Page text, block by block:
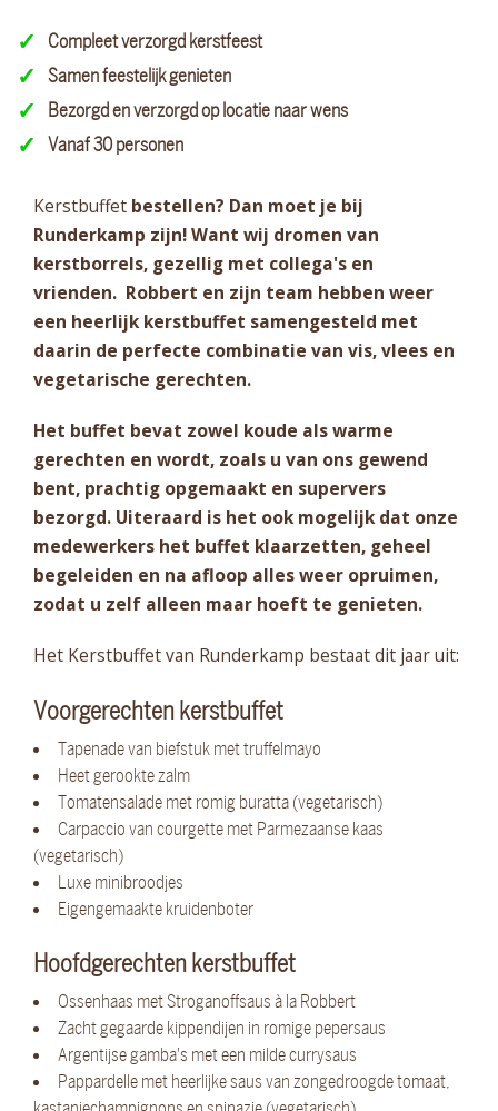
Compleet verzorgd kerstfeest
Samen feestelijk genieten
Bezorgd en verzorgd op locatie naar wens
Vanaf 30 personen
Kerstbuffet bestellen? Dan moet je bij
Runderkamp zijn! Want wij dromen van
kerstborrels, gezellig met collega's en
vrienden. Robbert en zijn team hebben weer
een heerlijk kerstbuffet samengesteld met
daarin de perfecte combinatie van vis, vlees en
vegetarische gerechten.
Het buffet bevat zowel koude als warme
gerechten en wordt, zoals u van ons gewend
bent, prachtig opgemaakt en supervers
bezorgd. Uiteraard is het ook mogelijk dat onze
medewerkers het buffet klaarzetten, geheel
begeleiden en na afloop alles weer opruimen,
zodat u zelf alleen maar hoeft te genieten.
Het Kerstbuffet van Runderkamp bestaat dit jaar uit:
Voorgerechten kerstbuffet
Tapenade van biefstuk met truffelmayo
Heet gerookte zalm
Tomatensalade met romig buratta (vegetarisch)
Carpaccio van courgette met Parmezaanse kaas
(vegetarisch)
Luxe minibroodjes
Eigengemaakte kruidenboter
Hoofdgerechten kerstbuffet
Ossenhaas met Stroganoffsaus à la Robbert
Zacht gegaarde kippendijen in romige pepersaus
Argentijse gamba's met een milde currysaus
Pappardelle met heerlijke saus van zongedroogde tomaat,